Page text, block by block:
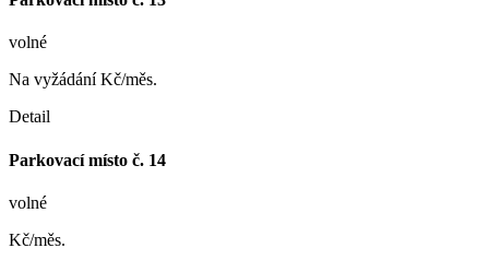
volné
Na vyžádání Kč/měs.
Detail
Parkovací místo č. 14
volné
Kč/měs.